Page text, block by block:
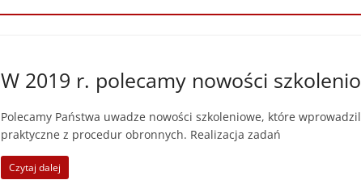
W 2019 r. polecamy nowości
Polecamy Państwa uwadze nowości szkoleniowe, które
praktyczne z procedur obronnych. Realizacja zadań
Czytaj dalej